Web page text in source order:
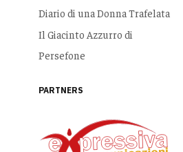
Diario di una Donna Trafelata
Il Giacinto Azzurro di
Persefone
PARTNERS